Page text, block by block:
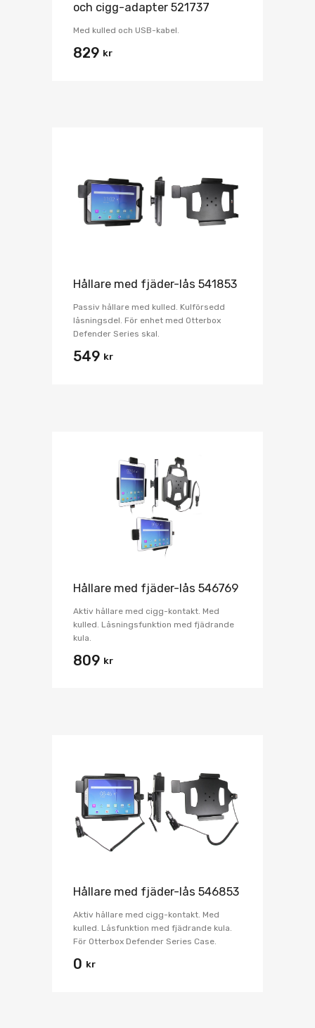
och cigg-adapter 521737
Med kulled och USB-kabel.
829 kr
Hållare med fjäder-lås 541853
Passiv hållare med kulled. Kulförsedd
låsningsdel. För enhet med Otterbox
Defender Series skal.
549 kr
Hållare med fjäder-lås 546769
Aktiv hållare med cigg-kontakt. Med
kulled. Låsningsfunktion med fjädrande
kula.
809 kr
Hållare med fjäder-lås 546853
Aktiv hållare med cigg-kontakt. Med
kulled. Låsfunktion med fjädrande kula.
För Otterbox Defender Series Case.
0 kr